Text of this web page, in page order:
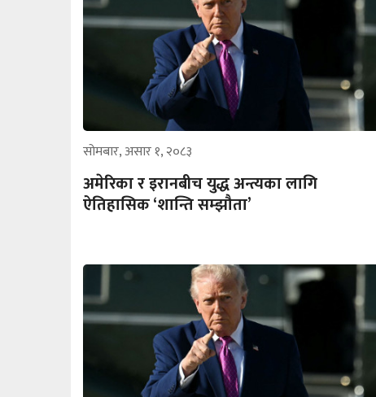
सोमबार, असार १, २०८३
अमेरिका र इरानबीच युद्ध अन्त्यका लागि
ऐतिहासिक ‘शान्ति सम्झौता’